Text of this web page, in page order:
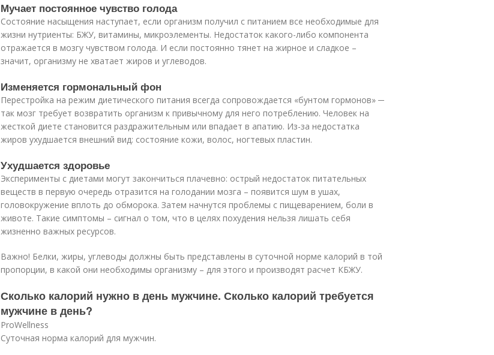
Мучает постоянное чувство голода
Состояние насыщения наступает, если организм получил с питанием все необходимые для
жизни нутриенты: БЖУ, витамины, микроэлементы. Недостаток какого-либо компонента
отражается в мозгу чувством голода. И если постоянно тянет на жирное и сладкое –
значит, организму не хватает жиров и углеводов.
Изменяется гормональный фон
Перестройка на режим диетического питания всегда сопровождается «бунтом гормонов» ─
так мозг требует возвратить организм к привычному для него потреблению. Человек на
жесткой диете становится раздражительным или впадает в апатию. Из-за недостатка
жиров ухудшается внешний вид: состояние кожи, волос, ногтевых пластин.
Ухудшается здоровье
Эксперименты с диетами могут закончиться плачевно: острый недостаток питательных
веществ в первую очередь отразится на голодании мозга – появится шум в ушах,
головокружение вплоть до обморока. Затем начнутся проблемы с пищеварением, боли в
животе. Такие симптомы – сигнал о том, что в целях похудения нельзя лишать себя
жизненно важных ресурсов.
Важно! Белки, жиры, углеводы должны быть представлены в суточной норме калорий в той
пропорции, в какой они необходимы организму – для этого и производят расчет КБЖУ.
Сколько калорий нужно в день мужчине. Сколько калорий требуется
мужчине в день?
ProWellness
Суточная норма калорий для мужчин.